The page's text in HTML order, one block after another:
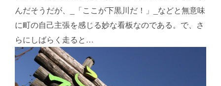
んだそうだが、_「ここが下黒川だ！」_などと無意味
に町の自己主張を感じる妙な看板なのである。で、さ
らにしばらく走ると…